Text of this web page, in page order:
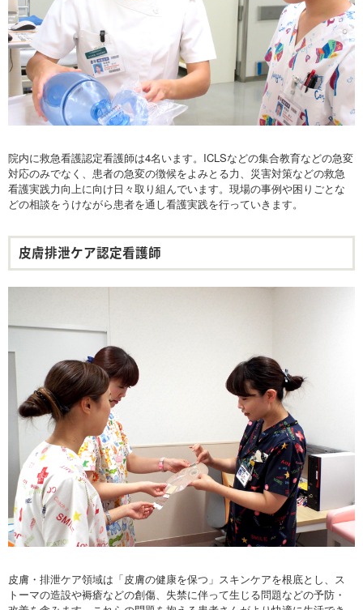
院内に救急看護認定看護師は4名います。ICLSなどの集合教育などの急変
対応のみでなく、患者の急変の徴候をよみとる力、災害対策などの救急
看護実践力向上に向け日々取り組んでいます。現場の事例や困りごとな
どの相談をうけながら患者を通し看護実践を行っていきます。
皮膚排泄ケア認定看護師
皮膚・排泄ケア領域は「皮膚の健康を保つ」スキンケアを根底とし、ス
トーマの造設や褥瘡などの創傷、失禁に伴って生じる問題などの予防・